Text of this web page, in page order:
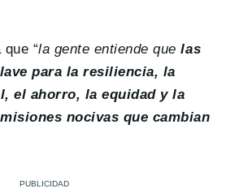
“la gente entiende quelas
para la resiliencia, la
el ahorro, la equidad y la
nocivas que cambian